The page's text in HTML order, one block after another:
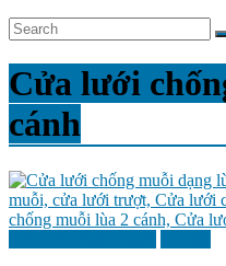
Cửa lưới
cánh